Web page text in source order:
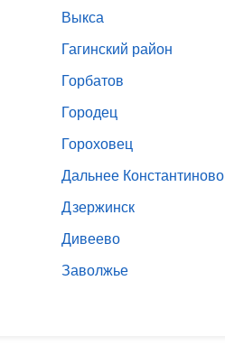
Выкса
Гагинский район
Горбатов
Городец
Гороховец
Дальнее Константиново
Дзержинск
Дивеево
Заволжье